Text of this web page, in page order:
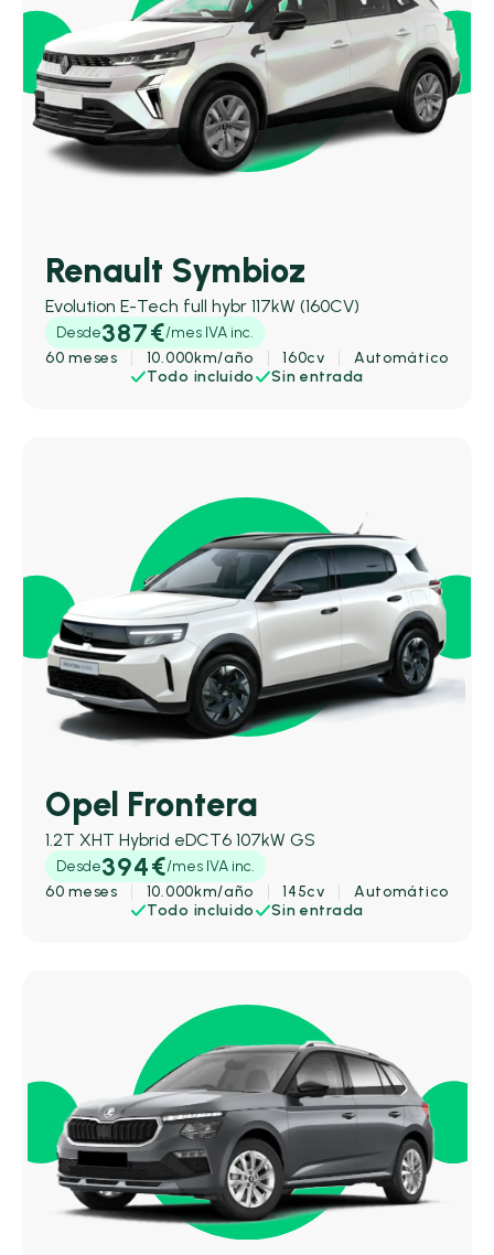
Renault Symbioz
Evolution E-Tech full hybr 117kW (160CV)
Desde387€/mes IVA inc.
60 meses
10.000km/año 160cv
Automático
Todo incluido
Sin entrada
Opel Frontera
1.2T XHT Hybrid eDCT6 107kW GS
Desde394€/mes IVA inc.
60 meses
10.000km/año 145cv
Automático
Todo incluido
Sin entrada